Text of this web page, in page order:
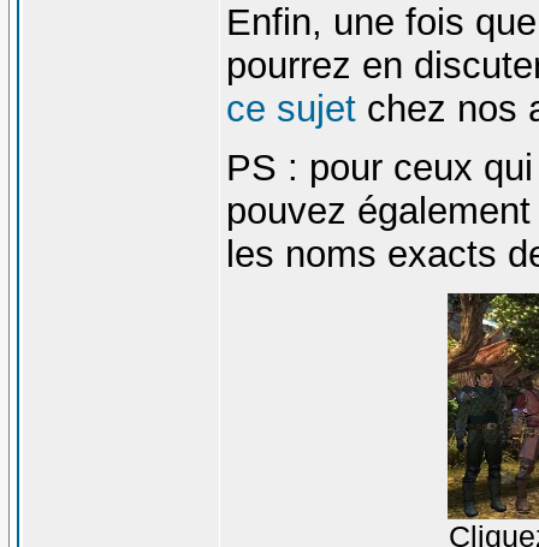
Enfin, une fois
pourrez en
ce sujetchez nos
PS : pour ceux
pouvez
les noms exacts